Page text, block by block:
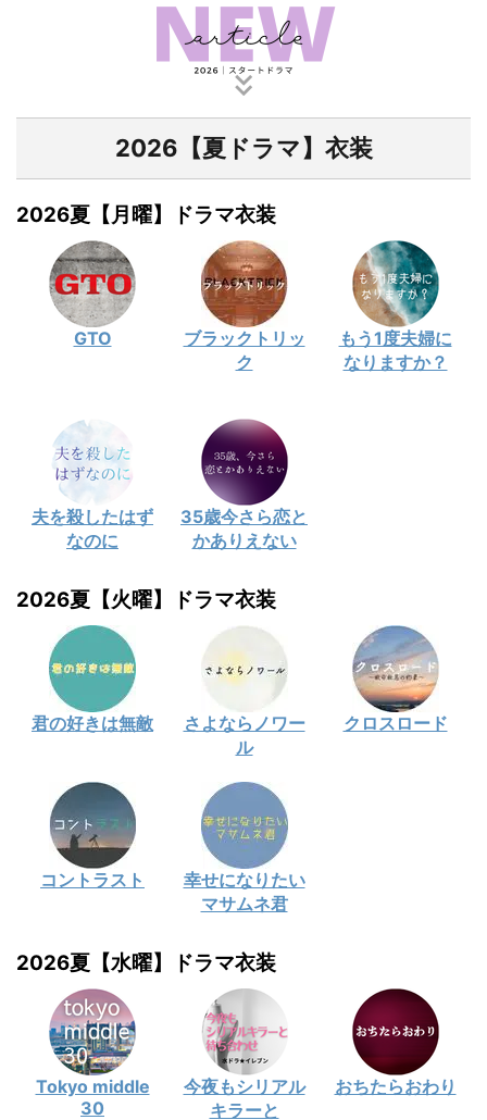
2026【夏ドラマ】衣装
2026夏【月曜】ドラマ衣装
GTO
ブラックトリッ
ク
もう1度夫婦に
なりますか？
夫を殺したはず
なのに
35歳今さら恋と
かありえない
2026夏【火曜】ドラマ衣装
君の好きは無敵
さよならノワー
ル
クロスロード
コントラスト
幸せになりたい
マサムネ君
2026夏【水曜】ドラマ衣装
Tokyo middle
30
今夜もシリアル
キラーと
おちたらおわり